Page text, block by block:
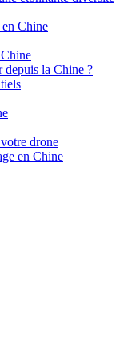
en Chine
depuis la Chine ?
drone
en Chine